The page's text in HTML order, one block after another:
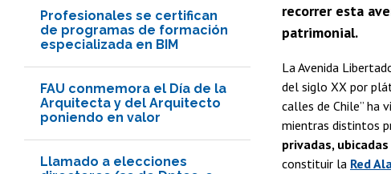
Profesionales se certifican
de programas de formación
especializada en BIM
FAU conmemora el Día de la
Arquitecta y del Arquitecto
poniendo en valor
Llamado a elecciones
recorrer esta
patrimonial.
La Avenida
del siglo XX por
calles de Chile” ha
mientras distintos
privadas,
constituir la Red